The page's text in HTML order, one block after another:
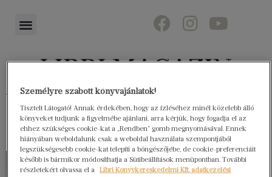
Könyvektől az olvasókig
Személyre szabott könyvajánlatok!
Tisztelt Látogató! Annak érdekében, hogy az ízléséhez minél közelebb álló
könyveket tudjunk a figyelmébe ajánlani, arra kérjük, hogy fogadja el az
ehhez szükséges cookie-kat a „Rendben” gomb megnyomásával. Ennek
hiányában weboldalunk csak a weboldal használata szempontjából
legszükségesebb cookie-kat telepíti a böngészőjébe, de cookie-preferenciáit
később is bármikor módosíthatja a Sütibeállítások menüpontban. További
részletekért olvassa el a
Libri Könyvkereskedelmi Kft. adatkezelési